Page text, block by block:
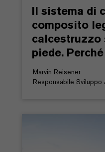
Il sistema di
composito
calcestruzzo
piede.
Marvin Reisener
Responsabile Sviluppo